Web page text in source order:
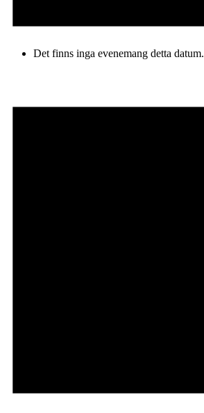
Det finns inga evenemang detta datum.